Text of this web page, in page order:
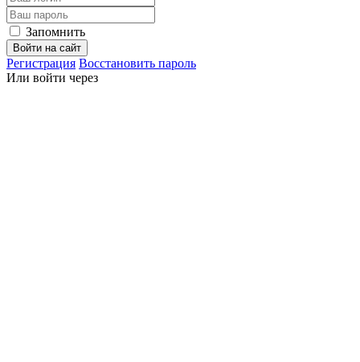
Запомнить
Войти на сайт
Регистрация Восстановить пароль
Или войти через